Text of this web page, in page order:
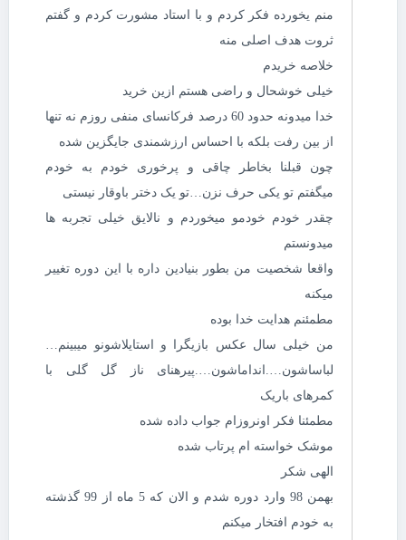
منم یخورده فکر کردم و با استاد مشورت کردم و گفتم
ثروت هدف اصلی منه
خلاصه خریدم
خیلی خوشحال و راضی هستم ازین خرید
خدا میدونه حدود 60 درصد فرکانسای منفی روزم نه تنها
از بین رفت بلکه با احساس ارزشمندی جایگزین شده
چون قبلنا بخاطر چاقی و پرخوری خودم به خودم
میگفتم تو یکی حرف نزن…تو یک دختر باوقار نیستی
چقدر خودم خودمو میخوردم و نالایق خیلی تجربه ها
میدونستم
واقعا شخصیت من بطور بنیادین داره با این دوره تغییر
میکنه
مطمئنم هدایت خدا بوده
من خیلی سال عکس بازیگرا و استایلاشونو میبینم…
لباساشون….انداماشون….پیرهنای ناز گل گلی با
کمرهای باریک
مطمئنا فکر اونروزام جواب داده شده
موشک خواسته ام پرتاب شده
الهی شکر
بهمن 98 وارد دوره شدم و الان که 5 ماه از 99 گذشته
به خودم افتخار میکنم